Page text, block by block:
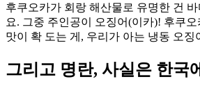
후쿠오카가 회랑 해산물로 유명한 건
요. 그중 주인공이 오징어(이카)! 후쿠
맛이 확 도는 게, 우리가 아는 냉동 오
그리고 명란, 사실은 한국